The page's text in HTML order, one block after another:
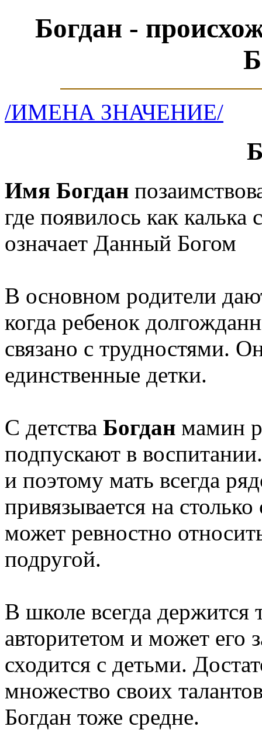
Богдан -
/ИМЕНА ЗНАЧЕНИЕ/
Имя Богдан
где появилось как
означает Данный Богом
В основном родители
когда ребенок
связано с трудностями.
единственные детки.
С детства Богдан мамин
подпускают в
и поэтому мать всегда
привязывается на
может ревностно
подругой.
В школе всегда держится
авторитетом и может его
сходится с детьми.
множество своих
Богдан тоже средне.